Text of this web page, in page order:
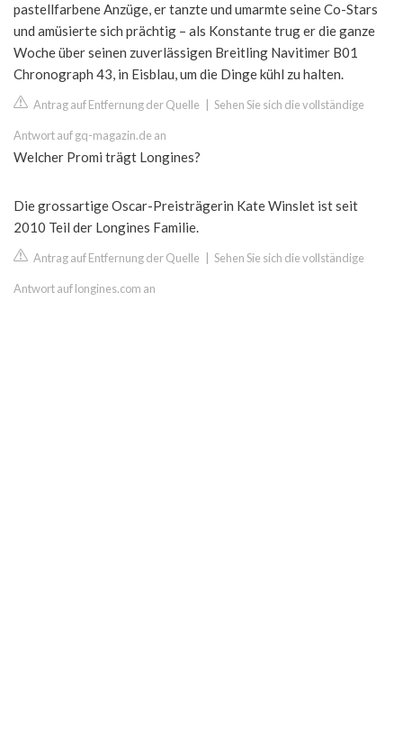
pastellfarbene Anzüge, er tanzte und umarmte seine Co-Stars
und amüsierte sich prächtig – als Konstante trug er die ganze
Woche über seinen zuverlässigen Breitling Navitimer B01
Chronograph 43, in Eisblau, um die Dinge kühl zu halten.
Antrag auf Entfernung der Quelle Sehen Sie sich die vollständige
Antwort auf gq-magazin.de an
Welcher Promi trägt Longines?
Die grossartige Oscar-Preisträgerin Kate Winslet ist seit
2010 Teil der Longines Familie.
Antrag auf Entfernung der Quelle Sehen Sie sich die vollständige
Antwort auf longines.com an